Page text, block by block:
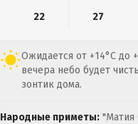
22 27
Ожидается от +14°C до
вечера небо будет
зонтик дома.
Народные приметы: "Матия